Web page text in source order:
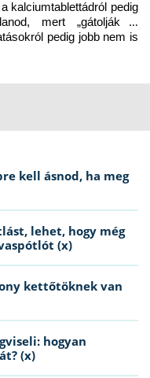
kalciumtablettádról pedig
mert „gátolják a
pedig jobb nem is
kell ásnod, ha meg
lehet, hogy még
(x)
kettőtöknek van
hogyan
(x)